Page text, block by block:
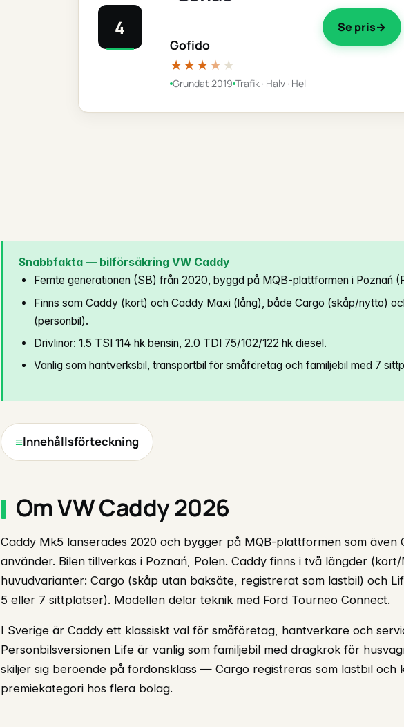
4
Gofido
★★★★★
Grundat 2019 Trafik · Halv · Hel
Se pris
Snabbfakta — bilförsäkring VW Caddy
Femte generationen (SB) från 2020, byggd på MQB-plattformen i Poznań
Finns som Caddy (kort) och Caddy Maxi (lång), både Cargo (skåp/nytto)
(personbil).
Drivlinor: 1.5 TSI 114 hk bensin, 2.0 TDI 75/102/122 hk diesel.
Vanlig som hantverksbil, transportbil för småföretag och familjebil med 7
Innehållsförteckning
Om VW Caddy 2026
Caddy Mk5 lanserades 2020 och bygger på MQB-plattformen som även
använder. Bilen tillverkas i Poznań, Polen. Caddy finns i två längder
huvudvarianter: Cargo (skåp utan baksäte, registrerat som lastbil) och
5 eller 7 sittplatser). Modellen delar teknik med Ford Tourneo Connect.
I Sverige är Caddy ett klassiskt val för småföretag, hantverkare och
Personbilsversionen Life är vanlig som familjebil med dragkrok för
skiljer sig beroende på fordonsklass — Cargo registreras som lastbil och
premiekategori hos flera bolag.